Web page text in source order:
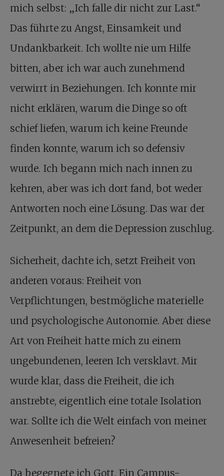
mich selbst: „Ich falle dir nicht zur Last.“
Das führte zu Angst, Einsamkeit und
Undankbarkeit. Ich wollte nie um Hilfe
bitten, aber ich war auch zunehmend
verwirrt in Beziehungen. Ich konnte mir
nicht erklären, warum die Dinge so oft
schief liefen, warum ich keine Freunde
finden konnte, warum ich so defensiv
wurde. Ich begann mich nach innen zu
kehren, aber was ich dort fand, bot weder
Antworten noch eine Lösung. Das war der
Zeitpunkt, an dem die Depression zuschlug.
Sicherheit, dachte ich, setzt Freiheit von
anderen voraus: Freiheit von
Verpflichtungen, bestmögliche materielle
und psychologische Autonomie. Aber diese
Art von Freiheit hatte mich zu einem
ungebundenen, leeren Ich versklavt. Mir
wurde klar, dass die Freiheit, die ich
anstrebte, eigentlich eine totale Isolation
war. Sollte ich die Welt einfach von meiner
Anwesenheit befreien?
Da begegnete ich Gott. Ein Campus-